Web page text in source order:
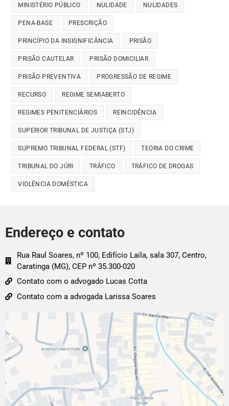
MINISTÉRIO PÚBLICO NULIDADE NULIDADES
PENA-BASE PRESCRIÇÃO
PRINCÍPIO DA INSIGNIFICÂNCIA PRISÃO
PRISÃO CAUTELAR PRISÃO DOMICILIAR
PRISÃO PREVENTIVA PROGRESSÃO DE REGIME
RECURSO REGIME SEMIABERTO
REGIMES PENITENCIÁRIOS REINCIDÊNCIA
SUPERIOR TRIBUNAL DE JUSTIÇA (STJ)
SUPREMO TRIBUNAL FEDERAL (STF) TEORIA DO CRIME
TRIBUNAL DO JÚRI TRÁFICO TRÁFICO DE DROGAS
VIOLÊNCIA DOMÉSTICA
Endereço e contato
Rua Raul Soares, nº 100, Edifício Laila, sala 307, Centro,
Caratinga (MG), CEP nº 35.300-020
Contato com o advogado Lucas Cotta
Contato com a advogada Larissa Soares